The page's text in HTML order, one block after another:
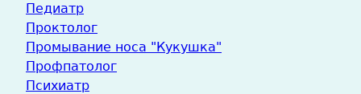
Педиатр
Проктолог
Промывание носа "Кукушка"
Профпатолог
Психиатр